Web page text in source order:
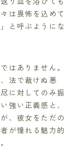
は畏怖を込めて
と呼ぶようにな
はありません。
法で裁けぬ悪
に対してのみ振
強い正義感と、
、彼女をただの
が憧れる魅力的